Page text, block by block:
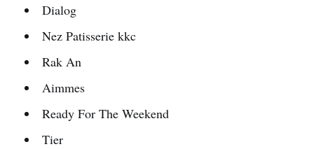
Dialog
Nez Patisserie kkc
Rak An
Aimmes
Ready For The Weekend
Tier